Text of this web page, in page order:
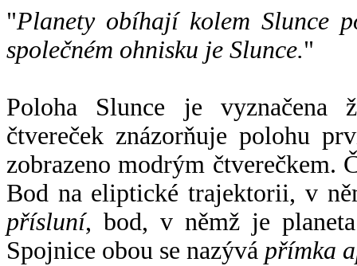
"Planety obíhají kolem Slunce
společném ohnisku je Slunce."
Poloha Slunce je vyznačena
čtvereček znázorňuje polohu
zobrazeno modrým čtverečkem.
Bod na eliptické trajektorii, v
přísluní, bod, v němž je
Spojnice obou se nazývá přímka